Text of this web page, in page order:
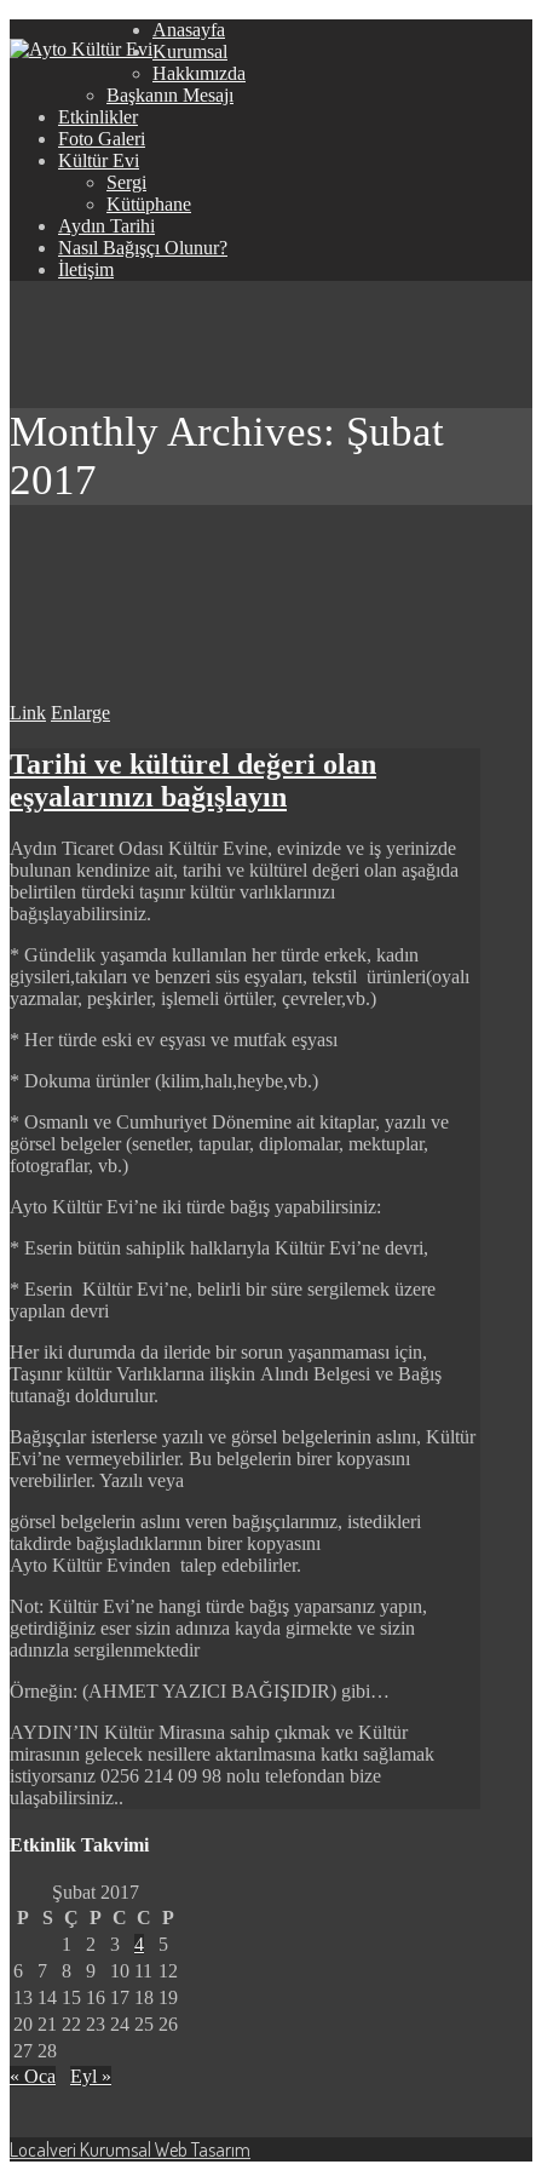
Anasayfa
Kurumsal
Hakkımızda
Başkanın Mesajı
Etkinlikler
Foto Galeri
Kültür Evi
Sergi
Kütüphane
Aydın Tarihi
Nasıl Bağışçı Olunur?
İletişim
Monthly Archives: Şubat
2017
Link Enlarge
Tarihi ve kültürel değeri olan
eşyalarınızı bağışlayın
Aydın Ticaret Odası Kültür Evine, evinizde ve iş yerinizde
bulunan kendinize ait, tarihi ve kültürel değeri olan aşağıda
belirtilen türdeki taşınır kültür varlıklarınızı
bağışlayabilirsiniz.
* Gündelik yaşamda kullanılan her türde erkek, kadın
giysileri,takıları ve benzeri süs eşyaları, tekstil ürünleri(oyalı
yazmalar, peşkirler, işlemeli örtüler, çevreler,vb.)
* Her türde eski ev eşyası ve mutfak eşyası
* Dokuma ürünler (kilim,halı,heybe,vb.)
* Osmanlı ve Cumhuriyet Dönemine ait kitaplar, yazılı ve
görsel belgeler (senetler, tapular, diplomalar, mektuplar,
fotograflar, vb.)
Ayto Kültür Evi’ne iki türde bağış yapabilirsiniz:
* Eserin bütün sahiplik halklarıyla Kültür Evi’ne devri,
* Eserin Kültür Evi’ne, belirli bir süre sergilemek üzere
yapılan devri
Her iki durumda da ileride bir sorun yaşanmaması için,
Taşınır kültür Varlıklarına ilişkin Alındı Belgesi ve Bağış
tutanağı doldurulur.
Bağışçılar isterlerse yazılı ve görsel belgelerinin aslını, Kültür
Evi’ne vermeyebilirler. Bu belgelerin birer kopyasını
verebilirler. Yazılı veya
görsel belgelerin aslını veren bağışçılarımız, istedikleri
takdirde bağışladıklarının birer kopyasını
Ayto Kültür Evinden talep edebilirler.
Not: Kültür Evi’ne hangi türde bağış yaparsanız yapın,
getirdiğiniz eser sizin adınıza kayda girmekte ve sizin
adınızla sergilenmektedir
Örneğin: (AHMET YAZICI BAĞIŞIDIR) gibi…
AYDIN’IN Kültür Mirasına sahip çıkmak ve Kültür
mirasının gelecek nesillere aktarılmasına katkı sağlamak
istiyorsanız 0256 214 09 98 nolu telefondan bize
ulaşabilirsiniz..
Etkinlik Takvimi
Şubat 2017
P
S Ç P C C P
1
2 3 4
5
6
7 8 9 10 11 12
13 14 15 16 17 18 19
20 21 22 23 24 25 26
27 28
« Oca
Eyl »
Localveri Kurumsal Web Tasarım